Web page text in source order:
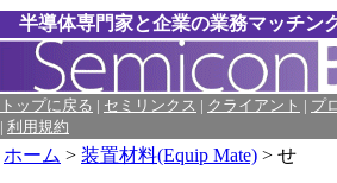
半導体専門家と企業の業務マッチン
トップに戻る | セミリンクス | クライアント | プ
| 利用規約
ホーム > 装置材料(Equip Mate) > せ